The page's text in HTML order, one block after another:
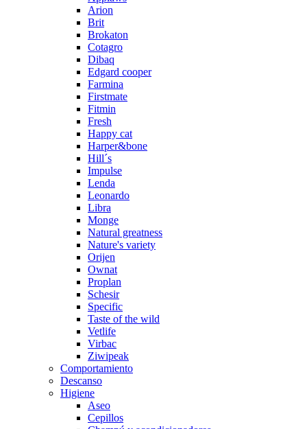
Arion
Brit
Brokaton
Cotagro
Dibaq
Edgard cooper
Farmina
Firstmate
Fitmin
Fresh
Happy cat
Harper&bone
Hill´s
Impulse
Lenda
Leonardo
Libra
Monge
Natural greatness
Nature's variety
Orijen
Ownat
Proplan
Schesir
Specific
Taste of the wild
Vetlife
Virbac
Ziwipeak
Comportamiento
Descanso
Higiene
Aseo
Cepillos